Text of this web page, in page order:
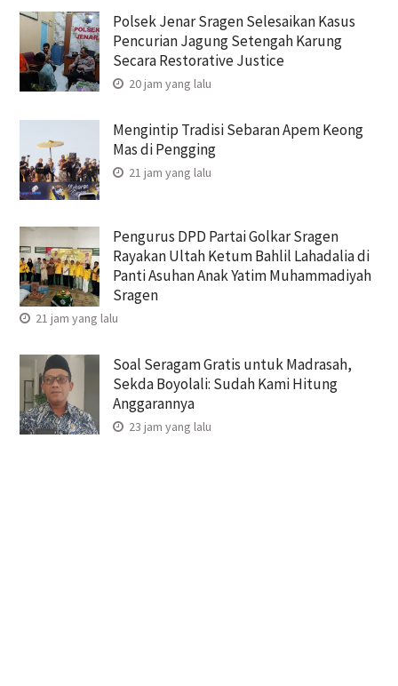
Polsek Jenar Sragen Selesaikan Kasus
Pencurian Jagung Setengah Karung
Secara Restorative Justice
20 jam yang lalu
Mengintip Tradisi Sebaran Apem Keong
Mas di Pengging
21 jam yang lalu
Pengurus DPD Partai Golkar Sragen
Rayakan Ultah Ketum Bahlil Lahadalia di
Panti Asuhan Anak Yatim Muhammadiyah
Sragen
21 jam yang lalu
Soal Seragam Gratis untuk Madrasah,
Sekda Boyolali: Sudah Kami Hitung
Anggarannya
23 jam yang lalu